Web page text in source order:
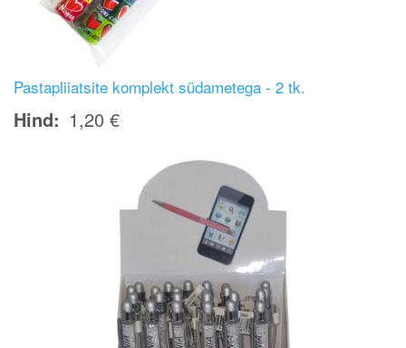
Pastapliiatsite komplekt südametega - 2 tk.
Hind 1,20 €